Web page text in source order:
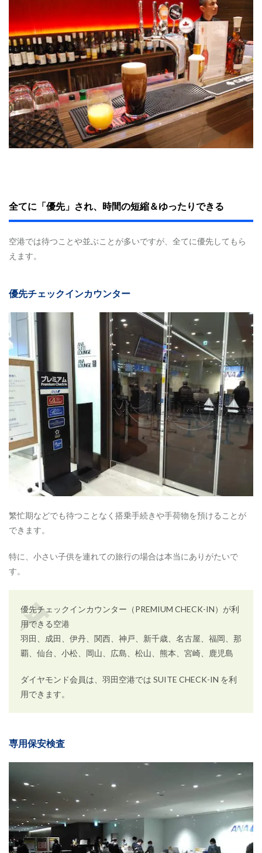
全てに「優先」され、時間の短縮＆ゆったりできる
空港では待つことや並ぶことが多いですが、全てに優先してもら
えます。
優先チェックインカウンター
繁忙期などでも待つことなく搭乗手続きや手荷物を預けることが
できます。
特に、小さい子供を連れての旅行の場合は本当にありがたいで
す。
優先チェックインカウンター（PREMIUM CHECK-IN）が利
用できる空港
羽田、成田、伊丹、関西、神戸、新千歳、名古屋、福岡、那
覇、仙台、小松、岡山、広島、松山、熊本、宮崎、鹿児島
ダイヤモンド会員は、羽田空港では SUITE CHECK-IN を利
用できます。
専用保安検査